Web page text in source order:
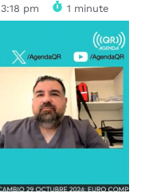
3:18 pm 1 minute